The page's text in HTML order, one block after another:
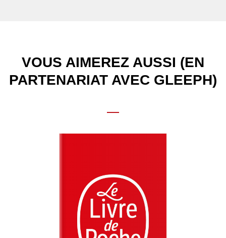
VOUS AIMEREZ AUSSI (EN
PARTENARIAT AVEC GLEEPH)